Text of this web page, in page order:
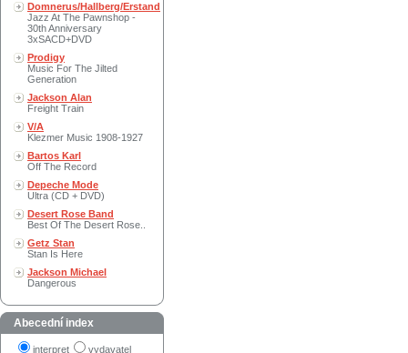
Domnerus/Hallberg/Erstand
Jazz At The Pawnshop -
30th Anniversary
3xSACD+DVD
Prodigy
Music For The Jilted
Generation
Jackson Alan
Freight Train
V/A
Klezmer Music 1908-1927
Bartos Karl
Off The Record
Depeche Mode
Ultra (CD + DVD)
Desert Rose Band
Best Of The Desert Rose..
Getz Stan
Stan Is Here
Jackson Michael
Dangerous
Abecední index
interpret vydavatel